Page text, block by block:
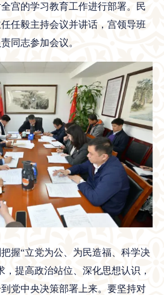
宫的学习教育工作进行部署。民
任毅主持会议并讲话，宫领导班
同志参加会议。
握“立党为公、为民造福、科学决
，提高政治站位、深化思想认识，
党中央决策部署上来。要坚持对